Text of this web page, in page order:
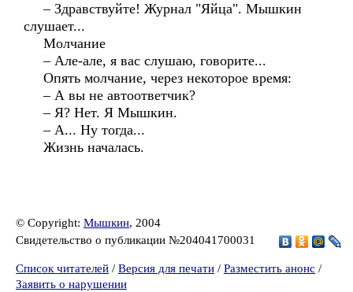
– Здравствуйте! Журнал "Яйца". Мышкин
слушает...
Молчание
– Але-але, я вас слушаю, говорите...
Опять молчание, через некоторое время:
– А вы не автоответчик?
– Я? Нет. Я Мышкин.
– А... Ну тогда...
Жизнь началась.
© Copyright: Мышкин, 2004
Свидетельство о публикации №204041700031
Список читателей / Версия для печати / Разместить анонс /
Заявить о нарушении